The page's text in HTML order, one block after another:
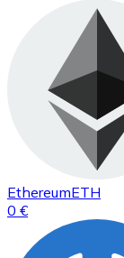
EthereumETH
0 €